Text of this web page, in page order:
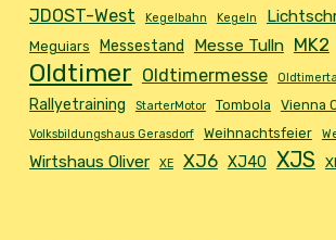
JDOST-West
Kegelbahn Kegeln
Meguiars Messestand Messe Tulln MK2
Oldtimer Oldtimermesse
Rallyetraining StarterMotor Tombola Vienna
Volksbildungshaus Gerasdorf Weihnachtsfeier
Wirtshaus Oliver XE XJ6 XJ40 XJS